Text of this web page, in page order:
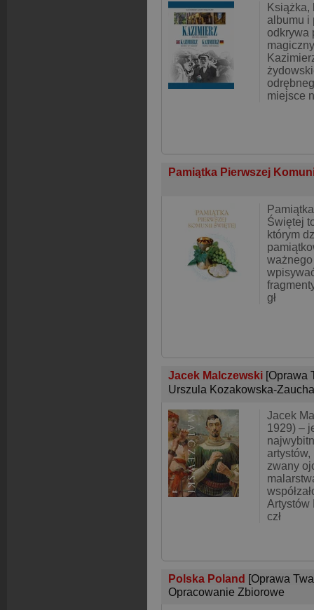
Książka,
albumu i
odkrywa
miejsce
Pamiątka Pierwszej
Świętej
którym
gł
Jacek Malczewski [Oprawa
Urszula Kozakowska-Zaucha
Jacek
1929) –
zwany
Artystów
czł
Polska Poland [Oprawa
Opracowanie Zbiorowe